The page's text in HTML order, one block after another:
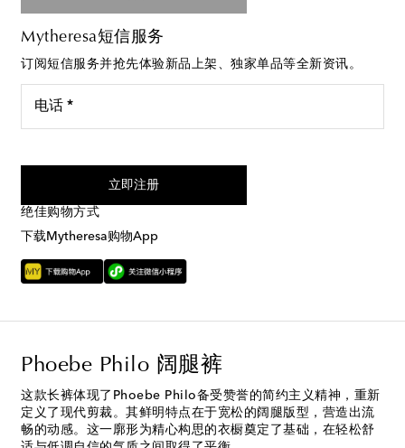
Mytheresa短信服务
订阅短信服务并抢先体验新品上架、独家单品等全新资讯。
电话 *
立即注册
绝佳购物方式
下载Mytheresa购物App
Phoebe Philo 阔腿裤
这款长裤体现了Phoebe Philo备受赞誉的简约主义精神，重新
定义了现代剪裁。其鲜明特点在于宽松的阔腿版型，营造出流
畅的动感。这一廓形为精心构思的衣橱奠定了基础，在轻松舒